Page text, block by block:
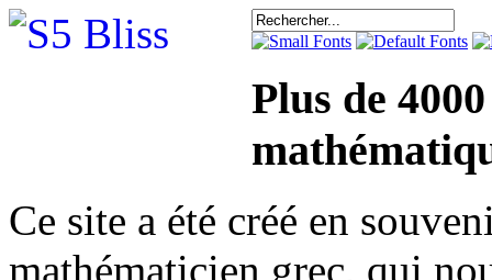
Plus de
Ce site a été créé en
mathématicien grec, qui